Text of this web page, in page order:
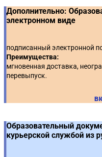
9 Отчетность по 223-ФЗ
10
🔥 Практическое
Тренажера ЕИС*:
договоров по 223-ФЗ
Дополнительно:
электронном виде
подписанный электронной
Преимущества:
мгновенная доставка,
перевыпуск.
Образовательный
курьерской службой из